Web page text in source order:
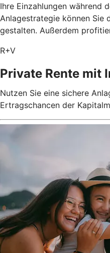
Ihre Einzahlungen während
Anlagestrategie können Sie
gestalten. Außerdem
R+V
Private Rente mit
Nutzen Sie eine sichere
Ertragschancen der